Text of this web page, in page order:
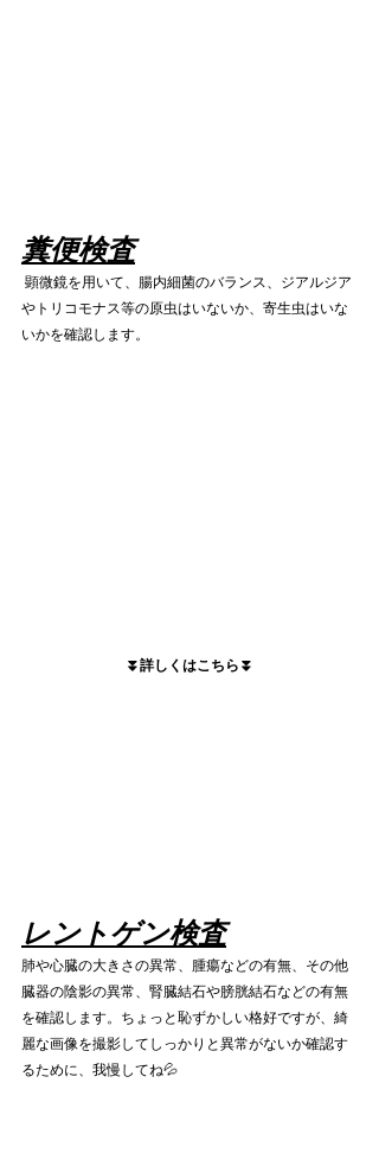
糞便検査
やトリコモナス等の原虫はいないか、寄生虫はいな
いかを確認します。
⏬詳しくはこちら⏬
レントゲン検査
肺や心臓の大きさの異常、腫瘍などの有無、その他
臓器の陰影の異常、腎臓結石や膀胱結石などの有無
を確認します。ちょっと恥ずかしい格好ですが、綺
麗な画像を撮影してしっかりと異常がないか確認す
るために、我慢してね💦